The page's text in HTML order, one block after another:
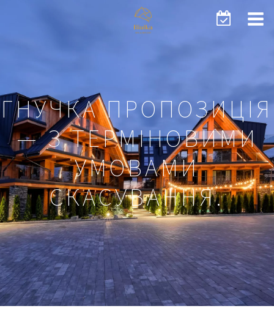
ГНУЧКА ПРОПОЗИЦІЯ
— З ТЕРМІНОВИМИ
УМОВАМИ
СКАСУВАННЯ.